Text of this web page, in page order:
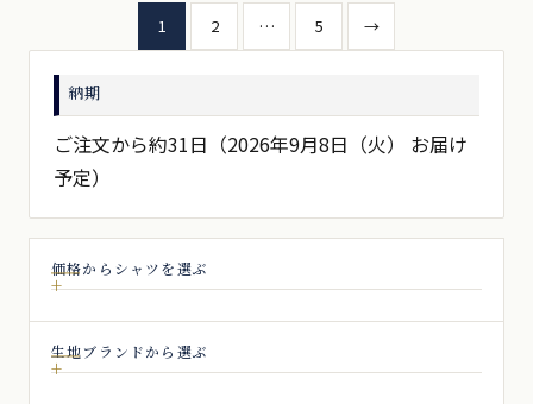
投
稿
の
ペ
ジ
送
り
1 2 … 5 →
納期
ご注文から約31日（2026年9月8日（火） お届け
予定）
価格からシャツを選ぶ
生地ブランドから選ぶ